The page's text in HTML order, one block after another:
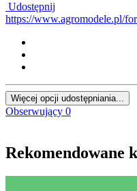
Udostępnij
https://www.agromodele.pl/
Więcej opcji udostępniania...
Obserwujący 0
Rekomendowane